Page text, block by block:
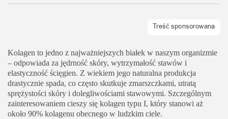
Kolagen to jedno z najważniejszych białek w naszym organizmie
– odpowiada za jędrność skóry, wytrzymałość stawów i
elastyczność ścięgien. Z wiekiem jego naturalna produkcja
drastycznie spada, co często skutkuje zmarszczkami, utratą
sprężystości skóry i dolegliwościami stawowymi. Szczególnym
zainteresowaniem cieszy się kolagen typu I, który stanowi aż
około 90% kolagenu obecnego w ludzkim ciele.